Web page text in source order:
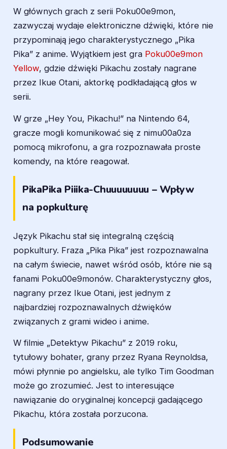
W głównych grach z serii Poku00e9mon,
zazwyczaj wydaje elektroniczne dźwięki, które nie
przypominają jego charakterystycznego „Pika
Pika” z anime. Wyjątkiem jest gra Poku00e9mon
Yellow, gdzie dźwięki Pikachu zostały nagrane
przez Ikue Otani, aktorkę podkładającą głos w
serii.
W grze „Hey You, Pikachu!” na Nintendo 64,
gracze mogli komunikować się z nimu00a0za
pomocą mikrofonu, a gra rozpoznawała proste
komendy, na które reagował.
PikaPika Piiika-Chuuuuuuuu – Wpływ
na popkulturę
Język Pikachu stał się integralną częścią
popkultury. Fraza „Pika Pika” jest rozpoznawalna
na całym świecie, nawet wśród osób, które nie są
fanami Poku00e9monów. Charakterystyczny głos,
nagrany przez Ikue Otani, jest jednym z
najbardziej rozpoznawalnych dźwięków
związanych z grami wideo i anime.
W filmie „Detektyw Pikachu” z 2019 roku,
tytułowy bohater, grany przez Ryana Reynoldsa,
mówi płynnie po angielsku, ale tylko Tim Goodman
może go zrozumieć. Jest to interesujące
nawiązanie do oryginalnej koncepcji gadającego
Pikachu, która została porzucona.
Podsumowanie